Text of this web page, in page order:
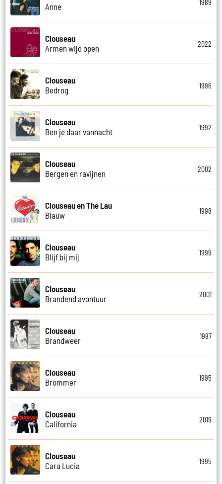
Anne
1989
Clouseau
Armen wijd open
2022
Clouseau
Bedrog
1996
Clouseau
Ben je daar vannacht
1992
Clouseau
Bergen en ravijnen
2002
Clouseau en The Lau
Blauw
1998
Clouseau
Blijf bij mij
1999
Clouseau
Brandend avontuur
2001
Clouseau
Brandweer
1987
Clouseau
Brommer
1995
Clouseau
California
2019
Clouseau
Cara Lucia
1995